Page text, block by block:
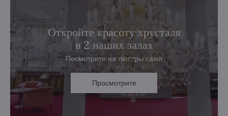
Откройте красоту хрусталя
в 2 наших залах
Посмотрите на люстры сами
Просмотрите